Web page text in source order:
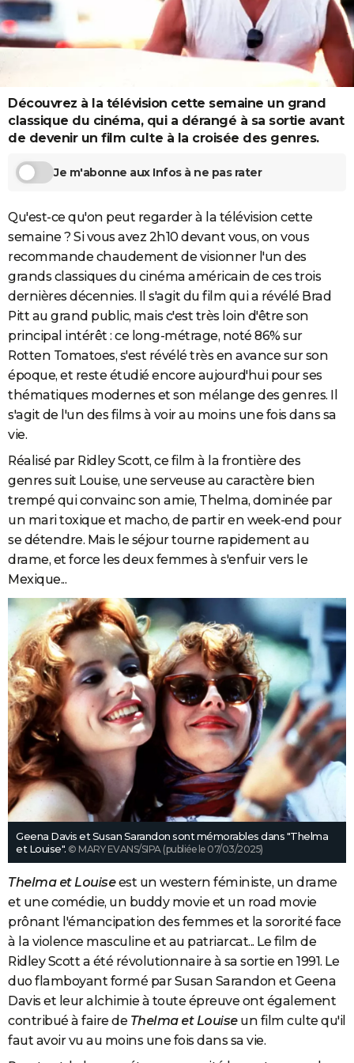
Destinations
City break
Voyage nature
Voyage de noces
Forum
Climat
+
PHOTO
GUIDES D'ACHAT
CARTE DE VOEUX
Carte de Noël
Carte Bonne année
Carte Saint-Valentin
Carte Pâques
Carte d'anniversaire
Dictionnaire
Biographies
Citations
Expressions
Proverbes
PROGRAMME TV
COPAINS D'AVANT
S'inscrire
Se connecter
Lycées
Collèges
Primaires
Universités
Entreprises
Service militaire
Avis de recherche
AVIS DE DÉCÈS
FORUM
Bricolage
Lifestyle
Culture
Sport
Auto
Television
Voyage
Cinema
Découvrez à la télévision cette semaine un grand
classique du cinéma, qui a dérangé à sa sortie avant
de devenir un film culte à la croisée des genres.
Je m'abonne aux Infos à ne pas rater
Qu'est-ce qu'on peut regarder à la télévision cette
semaine ? Si vous avez 2h10 devant vous, on vous
recommande chaudement de visionner l'un des
grands classiques du cinéma américain de ces trois
dernières décennies. Il s'agit du film qui a révélé Brad
Pitt au grand public, mais c'est très loin d'être son
principal intérêt : ce long-métrage, noté 86% sur
Rotten Tomatoes, s'est révélé très en avance sur son
époque, et reste étudié encore aujourd'hui pour ses
thématiques modernes et son mélange des genres. Il
s'agit de l'un des films à voir au moins une fois dans sa
vie.
Réalisé par Ridley Scott, ce film à la frontière des
genres suit Louise, une serveuse au caractère bien
trempé qui convainc son amie, Thelma, dominée par
un mari toxique et macho, de partir en week-end pour
se détendre. Mais le séjour tourne rapidement au
drame, et force les deux femmes à s'enfuir vers le
Mexique...
Geena Davis et Susan Sarandon sont mémorables dans "Thelma
et Louise". © MARY EVANS/SIPA (publiée le 07/03/2025)
Thelma et Louiseest un western féministe, un drame
et une comédie, un buddy movie et un road movie
prônant l'émancipation des femmes et la sororité face
à la violence masculine et au patriarcat... Le film de
Ridley Scott a été révolutionnaire à sa sortie en 1991. Le
duo flamboyant formé par Susan Sarandon et Geena
Davis et leur alchimie à toute épreuve ont également
contribué à faire de Thelma et Louiseun film culte qu'il
faut avoir vu au moins une fois dans sa vie.